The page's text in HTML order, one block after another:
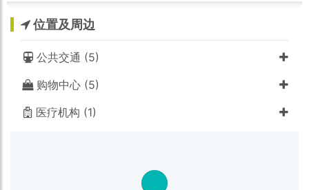
位置及周边
公共交通 (5)
购物中心 (5)
医疗机构 (1)